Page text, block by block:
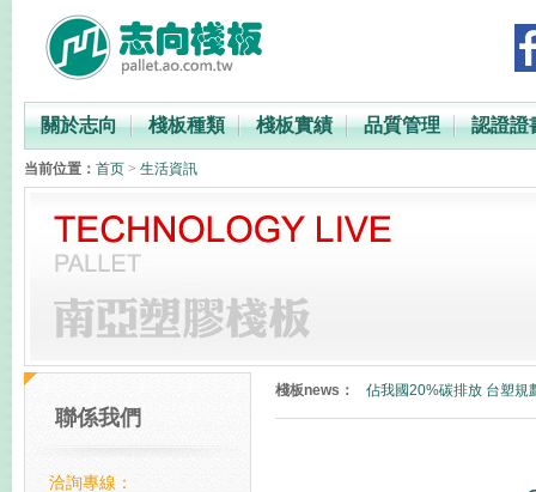
關於志向 棧板種類 棧板實績 品質管理 認證證
当前位置： 首页 > 生活資訊
聯係我們
洽詢專線：
棧板news： 佔我國20%碳排放 台塑規